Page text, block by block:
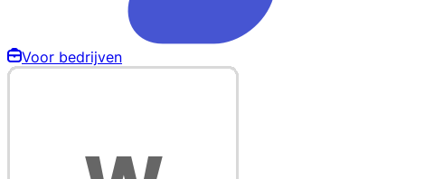
Voor bedrijven